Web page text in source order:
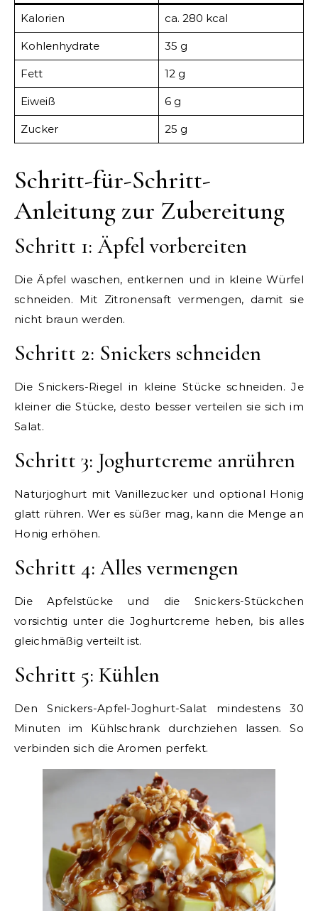
Kalorien ca. 280 kcal
Kohlenhydrate 35 g
Fett 12 g
Eiweiß 6 g
Zucker 25 g
Schritt-für-Schritt-
Anleitung zur Zubereitung
Schritt 1: Äpfel vorbereiten
Die Äpfel waschen, entkernen und in kleine Würfel
schneiden. Mit Zitronensaft vermengen, damit sie
nicht braun werden.
Schritt 2: Snickers schneiden
Die Snickers-Riegel in kleine Stücke schneiden. Je
kleiner die Stücke, desto besser verteilen sie sich im
Salat.
Schritt 3: Joghurtcreme anrühren
Naturjoghurt mit Vanillezucker und optional Honig
glatt rühren. Wer es süßer mag, kann die Menge an
Honig erhöhen.
Schritt 4: Alles vermengen
Die Apfelstücke und die Snickers-Stückchen
vorsichtig unter die Joghurtcreme heben, bis alles
gleichmäßig verteilt ist.
Schritt 5: Kühlen
Den Snickers-Apfel-Joghurt-Salat mindestens 30
Minuten im Kühlschrank durchziehen lassen. So
verbinden sich die Aromen perfekt.